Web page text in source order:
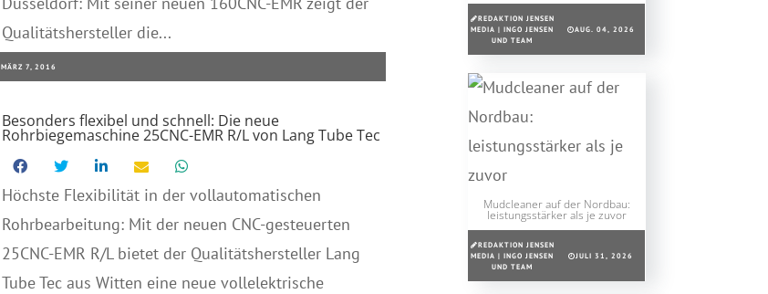
Qualitätshersteller die...
MÄRZ 7, 2016
Besonders flexibel und schnell: Die neue
Rohrbiegemaschine 25CNC-EMR R/L von Lang Tube Tec
Höchste Flexibilität in der vollautomatischen
Rohrbearbeitung: Mit der neuen CNC-gesteuerten
25CNC-EMR R/L bietet der Qualitätshersteller Lang
Tube Tec aus Witten eine neue vollelektrische
REDAKTION JENSEN
MEDIA | INGO JENSEN
UND TEAM
AUG. 04, 2026
Mudcleaner auf der Nordbau:
leistungsstärker als je zuvor
REDAKTION JENSEN
MEDIA | INGO JENSEN
UND TEAM
JULI 31, 2026